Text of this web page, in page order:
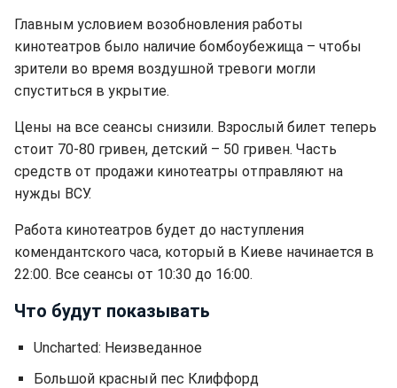
Главным условием возобновления работы
кинотеатров было наличие бомбоубежища – чтобы
зрители во время воздушной тревоги могли
спуститься в укрытие.
Цены на все сеансы снизили. Взрослый билет теперь
стоит 70-80 гривен, детский – 50 гривен. Часть
средств от продажи кинотеатры отправляют на
нужды ВСУ.
Работа кинотеатров будет до наступления
комендантского часа, который в Киеве начинается в
22:00. Все сеансы от 10:30 до 16:00.
Что будут показывать
Uncharted: Неизведанное
Большой красный пес Клиффорд